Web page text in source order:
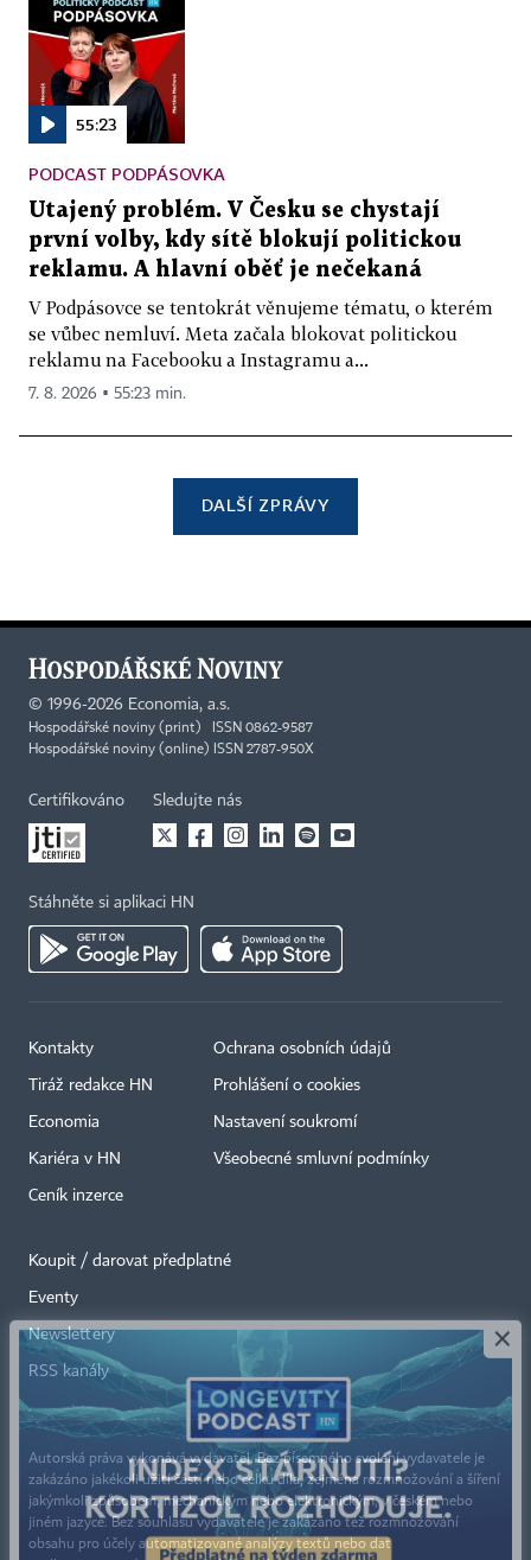
55:23
PODCAST PODPÁSOVKA
Utajený problém. V Česku se chystají
první volby, kdy sítě blokují politickou
reklamu. A hlavní oběť je nečekaná
V Podpásovce se tentokrát věnujeme tématu, o kterém
se vůbec nemluví. Meta začala blokovat politickou
reklamu na Facebooku a Instagramu a...
7. 8. 2026 ▪ 55:23 min.
DALŠÍ ZPRÁVY
© 1996-2026 Economia, a.s.
Hospodářské noviny (print) ISSN 0862-9587
Hospodářské noviny (online) ISSN 2787-950X
Certifikováno Sledujte nás
Stáhněte si aplikaci HN
Kontakty
Tiráž redakce HN
Economia
Kariéra v HN
Ceník inzerce
Ochrana osobních údajů
Prohlášení o cookies
Nastavení soukromí
Všeobecné smluvní podmínky
Koupit / darovat předplatné
Eventy
Newslettery
RSS kanály
Autorská práva vykonává vydavatel. Bez písemného svolení vydavatele je
zakázáno jakékoli užití částí nebo celku díla, zejména rozmnožování a šíření
jakýmkoli způsobem, mechanickým nebo elektronickým, v českém nebo
jiném jazyce. Bez souhlasu vydavatele je zakázáno též rozmnožování
obsahu pro účely automatizované analýzy textů nebo dat
×